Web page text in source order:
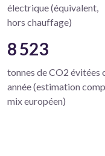
électrique (équivalent,
hors chauffage)
8 523
tonnes de CO2 évitées
année (estimation
mix européen)